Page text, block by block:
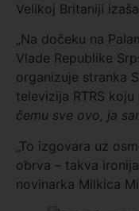
Velikoj Britaniji
„Na dočeku na
Vlade Republike
organizuje stranka
televizija RTRS
čemu sve ovo, ja
„To izgovara uz
obrva – takva
novinarka Milkica